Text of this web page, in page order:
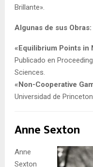
Brillante».
Algunas de sus Obras:
«Equilibrium Points in
Publicado en
Sciences.
«Non-Cooperative
Universidad de
Anne Sexton
Anne
Sexton